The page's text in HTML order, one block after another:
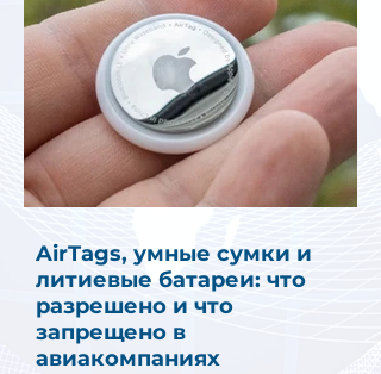
AirTags, умные сумки и
литиевые батареи: что
разрешено и что
запрещено в
авиакомпаниях